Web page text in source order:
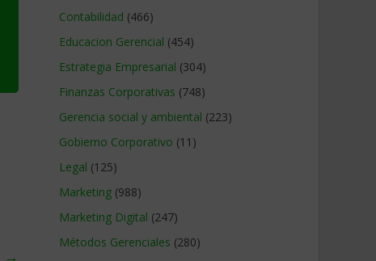
→
Contabilidad (466)
Educacion Gerencial (454)
Estrategia Empresarial (304)
Finanzas Corporativas (748)
Gerencia social y ambiental (223)
Gobierno Corporativo (11)
Legal (125)
Marketing (988)
Marketing Digital (247)
Métodos Gerenciales (280)